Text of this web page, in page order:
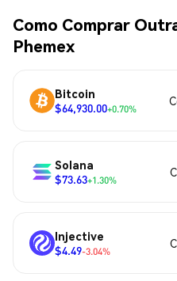
Como Comprar
Phemex
Bitcoin
$64,930.00+0.70%
Solana
$73.63+1.30%
Injective
$4.49-3.04%